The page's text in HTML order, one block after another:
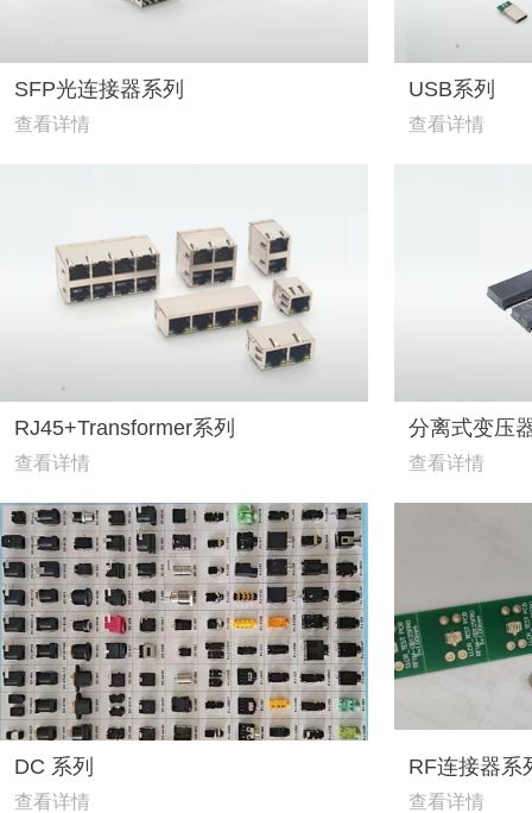
SFP光连接器系列
查看详情
USB系列
查看详情
RJ45+Transformer系列
查看详情
分离式变压
查看详情
DC 系列
查看详情
RF连接器系
查看详情